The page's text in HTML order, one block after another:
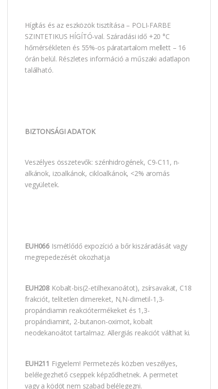
Hígítás és az eszközök tisztítása – POLI-FARBE
SZINTETIKUS HÍGÍTÓ-val. Száradási idő +20 °C
hőmérsékleten és 55%-os páratartalom mellett – 16
órán belül. Részletes információ a műszaki adatlapon
található.
BIZTONSÁGI ADATOK
Veszélyes összetevők: szénhidrogének, C9-C11, n-
alkánok, izoalkánok, cikloalkánok, <2% aromás
vegyületek.
EUH066 Ismétlődő expozíció a bőr kiszáradását vagy
megrepedezését okozhatja
EUH208 Kobalt-bis(2-etilhexanoátot), zsírsavakat, C18
frakciót, telítetlen dimereket, N,N-dimetil-1,3-
propándiamin reakciótermékeket és 1,3-
propándiamint, 2-butanon-oximot, kobalt
neodekanoátot tartalmaz. Allergiás reakciót válthat ki.
EUH211 Figyelem! Permetezés közben veszélyes,
belélegezhető cseppek képződhetnek. A permetet
vagy a ködöt nem szabad belélegezni.